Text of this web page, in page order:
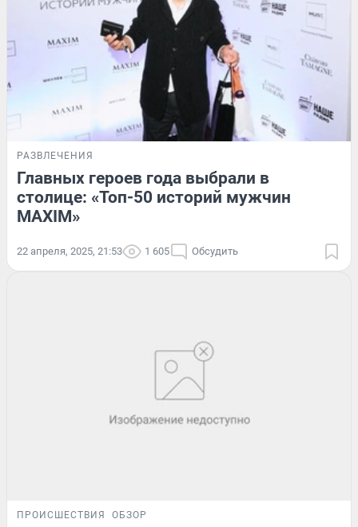
РАЗВЛЕЧЕНИЯ
Главных героев года выбрали в
столице: «Топ-50 историй мужчин
MAXIM»
22 апреля, 2025, 21:53 1 605 Обсудить
ПРОИСШЕСТВИЯ ОБЗОР